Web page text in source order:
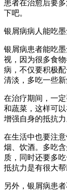
患者在治愈后要
下吧。
银屑病病人能吃墨
银屑病患者能吃
视，因为很多食
病，不仅要积极
清淡，多吃一些
在治疗期间，一
和蔬菜，这样可
增强自身的抵抗力
在生活中也要注
烟、饮酒。多吃
质，同时还要多
抵抗力是有很大帮
另外，银屑病患